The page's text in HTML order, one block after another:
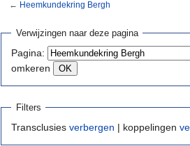
← Heemkundekring Bergh
Verwijzingen naar deze pagina
Pagina:
omkeren
Filters
Transclusies verbergen | koppelingen